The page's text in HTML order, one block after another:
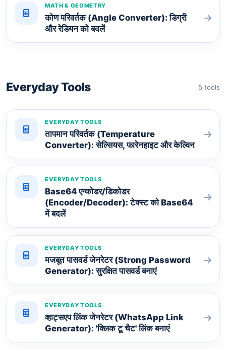
MATH & GEOMETRY
कोण परिवर्तक (Angle Converter): डिग्री
और रेडियन को बदलें
Everyday Tools 5 tools
EVERYDAY TOOLS
तापमान परिवर्तक (Temperature
Converter): सेल्सियस, फारेनहाइट और केल्विन
EVERYDAY TOOLS
Base64 एन्कोडर/डिकोडर
(Encoder/Decoder): टेक्स्ट को Base64
में बदलें
EVERYDAY TOOLS
मजबूत पासवर्ड जेनरेटर (Strong Password
Generator): सुरक्षित पासवर्ड बनाएं
EVERYDAY TOOLS
व्हाट्सएप लिंक जेनरेटर (WhatsApp Link
Generator): 'क्लिक टू चैट' लिंक बनाएं